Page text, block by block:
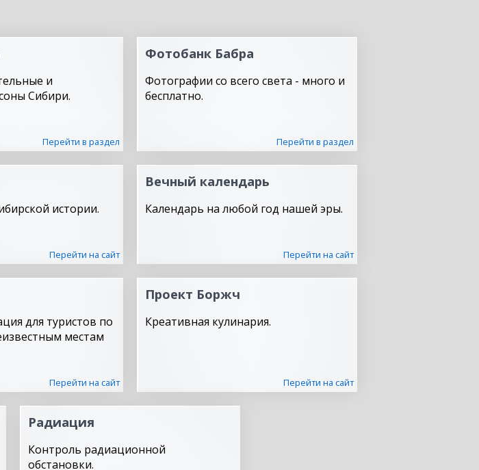
и
Сибири.
Перейти в раздел
Фотобанк Бабра
Фотографии со всего света - много и
бесплатно.
Перейти в раздел
истории.
Перейти на сайт
Вечный календарь
Календарь на любой год нашей эры.
Перейти на сайт
для туристов по
местам
Перейти на сайт
Проект Боржч
Креативная кулинария.
Перейти на сайт
Радиация
Контроль радиационной
обстановки.